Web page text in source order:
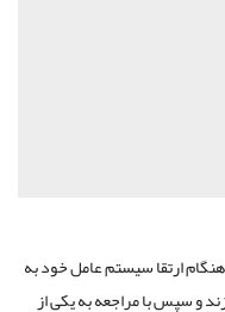
هنگام ارتقا سیستم عامل خود به
و سپس با مراجعه به یکی از